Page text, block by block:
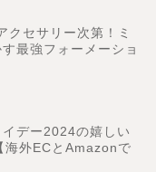
クセサリー次第！ミ
最強フォーメーショ
デー2024の嬉しい
海外ECとAmazonで